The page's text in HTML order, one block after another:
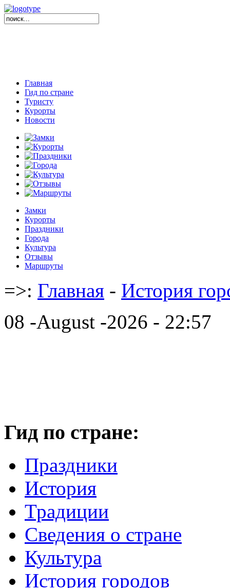
Главная
Гид по стране
Туристу
Курорты
Новости
Замки
Курорты
Праздники
Города
Культура
Отзывы
Маршруты
=>: Главная - История
08 -August -2026 - 22:57
Гид по стране:
Праздники
История
Традиции
Cведения о стране
Культура
История городов